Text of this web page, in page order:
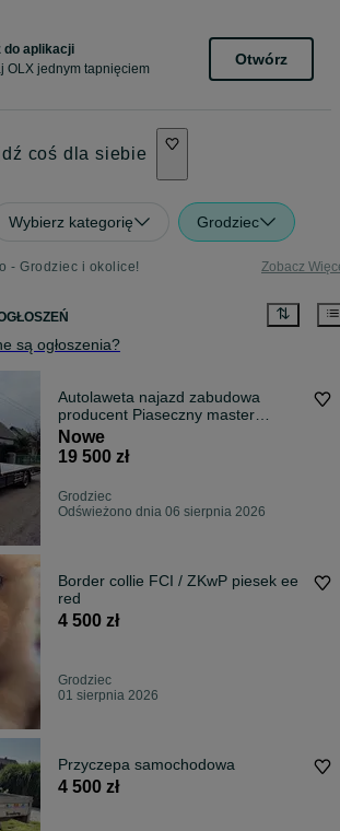
do aplikacji
OLX jednym tapnięciem
Otwórz
coś dla siebie
Wybierz kategorię Grodziec
- Grodziec i okolice! Zobacz
są ogłoszenia?
Autolaweta najazd zabudowa
producent Piaseczny master
sprinter iveco
Nowe
19 500 zł
Grodziec
Odświeżono dnia 06 sierpnia 2026
Border collie FCI / ZKwP piesek ee
red
4 500 zł
Grodziec
01 sierpnia 2026
Przyczepa samochodowa
4 500 zł